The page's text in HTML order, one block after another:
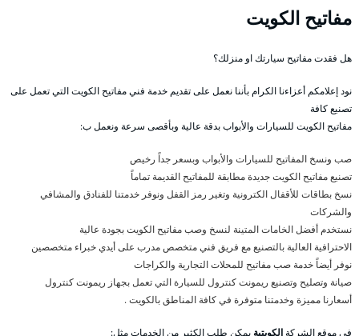
مفاتيح الكويت
هل فقدت مفاتيح سيارتك او منزلك؟
نود إعلامكم أعزاءنا الكرام بأننا نعمل على تقديم خدمة فني مفاتيح الكويت التي تعمل على
تصنيع كافة
مفاتيح الكويت للسيارات والأبواب بدقة عالية وبأقصى سرعة ونعمل ب:
صب ونسخ المفاتيح للسيارات والأبواب وبسعر جداً رخيص
تصنيع مفاتيح الكويت جديدة مطابقة للمفاتيح القديمة تماماً
نسخ بطاقات للأقفال الكترونية وتغير رمز القفل ونوفر خدمتنا للفنادق والمشافي
والشركات
نستخدم أفضل الخامات المتينة لنسخ وصب مفاتيح الكويت بجودة عالية
الاحترافية العالية بالتصنيع مع فريق فني متخصص مدرب على أيدي خبراء متخصصين
نوفر أيضاً خدمة صب مفاتيح للمحلات التجارية والكراجات
صيانة وتصليح وتصنيع ريمونت كنترول للسيارة التي تعمل بجهاز ريمونت كنترول
أسعارنا مميزة وخدمتنا متوفرة في كافة المناطق بالكويت .
في موقع الشركةالكويتية يمكن طلب الكثير من الخدمات مثل: